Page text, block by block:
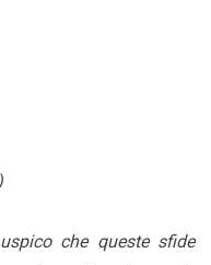
che queste sfide